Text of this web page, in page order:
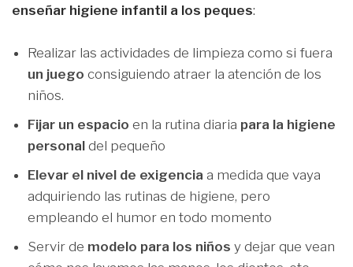
enseñar higiene infantil a los peques:
Realizar las actividades de limpieza como si fuera
un juego consiguiendo atraer la atención de los
niños.
Fijar un espacio en la rutina diaria para la higiene
personal del pequeño
Elevar el nivel de exigencia a medida que vaya
adquiriendo las rutinas de higiene, pero
empleando el humor en todo momento
Servir de modelo para los niños y dejar que vean